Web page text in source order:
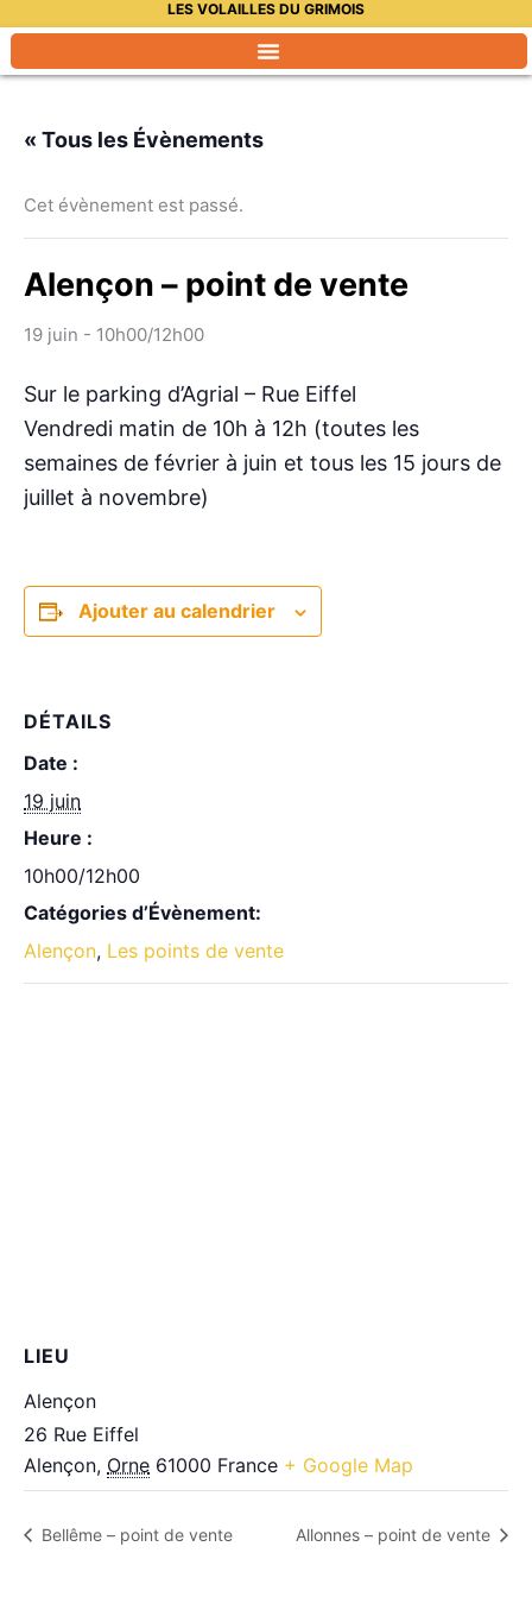
contenu
LES VOLAILLES DU GRIMOIS
« Tous les Évènements
Cet évènement est passé.
Alençon – point de vente
19 juin - 10h00/12h00
Sur le parking d’Agrial – Rue Eiffel
Vendredi matin de 10h à 12h (toutes les
semaines de février à juin et tous les 15 jours de
juillet à novembre)
Ajouter au calendrier
DÉTAILS
Date :
19 juin
Heure :
10h00/12h00
Catégories d’Évènement:
Alençon, Les points de vente
LIEU
Alençon
26 Rue Eiffel
Alençon, Orne 61000 France + Google Map
Bellême – point de vente Allonnes – point de vente